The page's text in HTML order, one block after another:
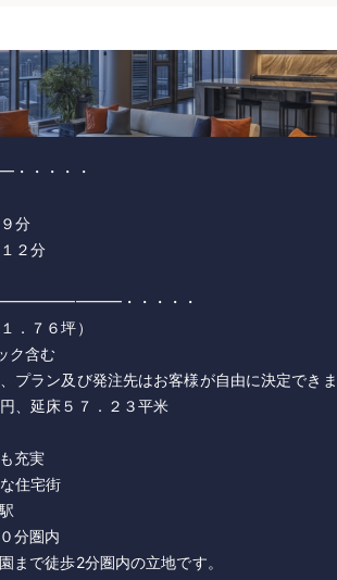
・・・
分
分
・・・・・
．７６坪）
む
プラン及び発注先はお客様が自由に決定できま
、延床５７．２３平米
充実
住宅街
分圏内
で徒歩2分圏内の立地です。